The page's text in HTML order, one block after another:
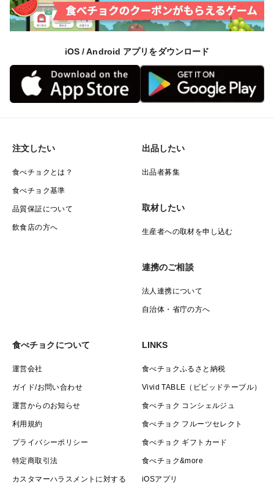
iOS / Android アプリをダウンロード
注文したい
食べチョクとは？
食べチョク基準
品質保証について
飲食店の方へ
出品したい
出品者募集
取材したい
生産者への取材を申し込む
連携のご相談
法人連携について
自治体・省庁の方へ
食べチョクについて
運営会社
ガイド/お問い合わせ
運営からのお知らせ
利用規約
プライバシーポリシー
特定商取引法
カスタマーハラスメントに対する
LINKS
食べチョクふるさと納税
Vivid TABLE（ビビッドテーブル）
食べチョク コンシェルジュ
食べチョク フルーツセレクト
食べチョク ギフトカード
食べチョク&more
iOSアプリ